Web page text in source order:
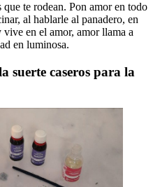
te rodean. Pon amor en todo
al hablarle al panadero, en
vive en el amor, amor llama a
en luminosa.
suerte caseros para la